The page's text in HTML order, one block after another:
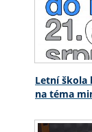
Letní škola
na téma